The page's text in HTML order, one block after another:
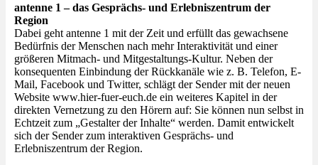
antenne 1 – das Gesprächs- und Erlebniszentrum der
Region
Dabei geht antenne 1 mit der Zeit und erfüllt das gewachsene
Bedürfnis der Menschen nach mehr Interaktivität und einer
größeren Mitmach- und Mitgestaltungs-Kultur. Neben der
konsequenten Einbindung der Rückkanäle wie z. B. Telefon, E-
Mail, Facebook und Twitter, schlägt der Sender mit der neuen
Website www.hier-fuer-euch.de ein weiteres Kapitel in der
direkten Vernetzung zu den Hörern auf: Sie können nun selbst in
Echtzeit zum „Gestalter der Inhalte“ werden. Damit entwickelt
sich der Sender zum interaktiven Gesprächs- und
Erlebniszentrum der Region.